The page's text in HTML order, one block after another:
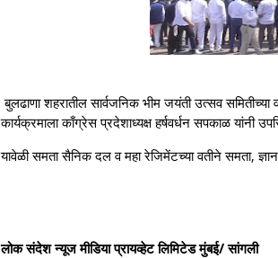
बुलढाणा शहरातील सार्वजनिक भीम जयंती उत्सव
कार्यक्रमाला काँग्रेस प्रदेशाध्यक्ष हर्षवर्धन सपकाळ यांनी
यावेळी समता सैनिक दल व महा रेजिमेंटच्या वतीने समता,
लोक संदेश न्यूज मीडिया प्रायव्हेट लिमिटेड मुंबई/ सांगली